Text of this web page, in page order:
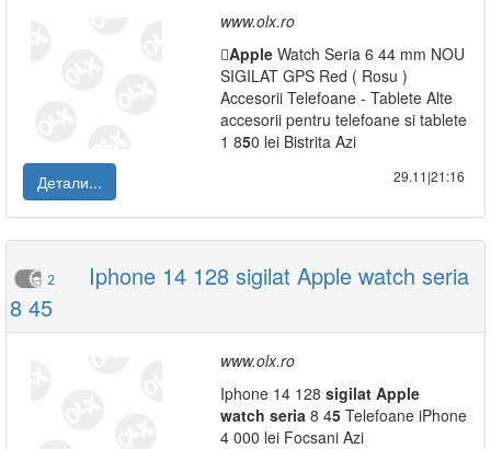
www.olx.ro
Apple Watch Seria 6 44 mm NOU
SIGILAT GPS Red ( Rosu )
Accesorii Telefoane - Tablete Alte
accesorii pentru telefoane si tablete
1 850 lei Bistrita Azi
Детали...
29.11|21:16
2
Iphone 14 128 sigilat Apple watch seria
8 45
www.olx.ro
Iphone 14 128 sigilat Apple
watch seria 8 45 Telefoane iPhone
4 000 lei Focsani Azi